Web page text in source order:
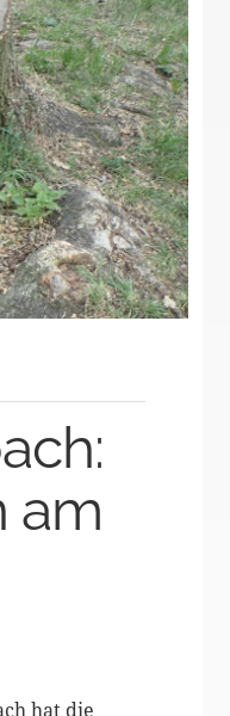
am
hat die